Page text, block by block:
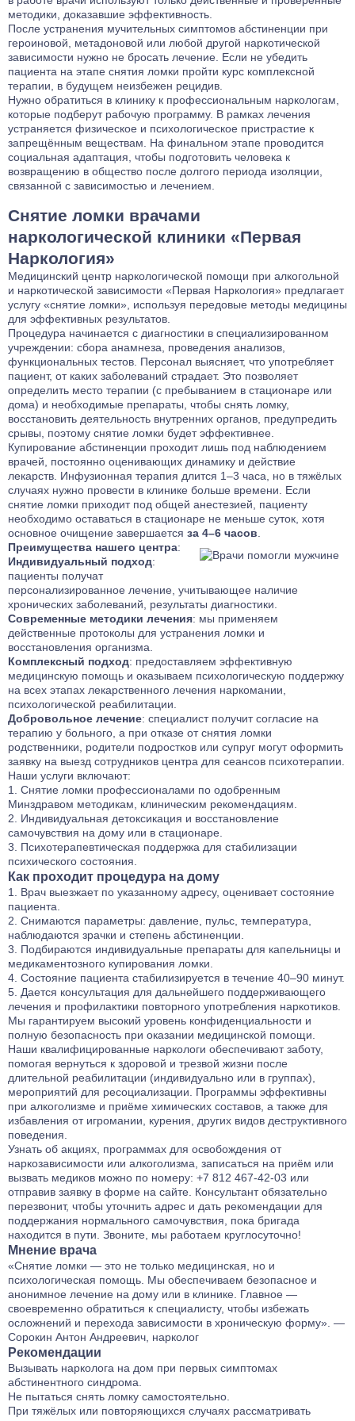
методики, доказавшие эффективность.
После устранения мучительных симптомов абстиненции при
героиновой, метадоновой или любой другой наркотической
зависимости нужно не бросать лечение. Если не убедить
пациента на этапе снятия ломки пройти курс комплексной
терапии, в будущем неизбежен рецидив.
Нужно обратиться в клинику к профессиональным наркологам,
которые подберут рабочую программу. В рамках лечения
устраняется физическое и психологическое пристрастие к
запрещённым веществам. На финальном этапе проводится
социальная адаптация, чтобы подготовить человека к
возвращению в общество после долгого периода изоляции,
связанной с зависимостью и лечением.
Снятие ломки врачами
наркологической клиники «Первая
Наркология»
Медицинский центр наркологической помощи при алкогольной
и наркотической зависимости «Первая Наркология» предлагает
услугу «снятие ломки», используя передовые методы медицины
для эффективных результатов.
Процедура начинается с диагностики в специализированном
учреждении: сбора анамнеза, проведения анализов,
функциональных тестов. Персонал выясняет, что употребляет
пациент, от каких заболеваний страдает. Это позволяет
определить место терапии (с пребыванием в стационаре или
дома) и необходимые препараты, чтобы снять ломку,
восстановить деятельность внутренних органов, предупредить
срывы, поэтому снятие ломки будет эффективнее.
Купирование абстиненции проходит лишь под наблюдением
врачей, постоянно оценивающих динамику и действие
лекарств. Инфузионная терапия длится 1–3 часа, но в тяжёлых
случаях нужно провести в клинике больше времени. Если
снятие ломки приходит под общей анестезией, пациенту
необходимо оставаться в стационаре не меньше суток, хотя
основное очищение завершается за 4–6 часов.
Преимущества нашего центра:
Индивидуальный подход:
пациенты получат
персонализированное лечение, учитывающее наличие
хронических заболеваний, результаты диагностики.
Современные методики лечения: мы применяем
действенные протоколы для устранения ломки и
восстановления организма.
Комплексный подход: предоставляем эффективную
медицинскую помощь и оказываем психологическую поддержку
на всех этапах лекарственного лечения наркомании,
психологической реабилитации.
Добровольное лечение: специалист получит согласие на
терапию у больного, а при отказе от снятия ломки
родственники, родители подростков или супруг могут оформить
заявку на выезд сотрудников центра для сеансов психотерапии.
Наши услуги включают:
Снятие ломки профессионалами по одобренным
Минздравом методикам, клиническим рекомендациям.
Индивидуальная детоксикация и восстановление
самочувствия на дому или в стационаре.
Психотерапевтическая поддержка для стабилизации
психического состояния.
Как проходит процедура на дому
Врач выезжает по указанному адресу, оценивает состояние
пациента.
Снимаются параметры: давление, пульс, температура,
наблюдаются зрачки и степень абстиненции.
Подбираются индивидуальные препараты для капельницы и
медикаментозного купирования ломки.
Состояние пациента стабилизируется в течение 40–90 минут.
Дается консультация для дальнейшего поддерживающего
лечения и профилактики повторного употребления наркотиков.
Мы гарантируем высокий уровень конфиденциальности и
полную безопасность при оказании медицинской помощи.
Наши квалифицированные наркологи обеспечивают заботу,
помогая вернуться к здоровой и трезвой жизни после
длительной реабилитации (индивидуально или в группах),
мероприятий для ресоциализации. Программы эффективны
при алкоголизме и приёме химических составов, а также для
избавления от игромании, курения, других видов деструктивного
поведения.
Узнать об акциях, программах для освобождения от
наркозависимости или алкоголизма, записаться на приём или
вызвать медиков можно по номеру: +7 812 467-42-03 или
отправив заявку в форме на сайте. Консультант обязательно
перезвонит, чтобы уточнить адрес и дать рекомендации для
поддержания нормального самочувствия, пока бригада
находится в пути. Звоните, мы работаем круглосуточно!
Мнение врача
«Снятие ломки — это не только медицинская, но и
психологическая помощь. Мы обеспечиваем безопасное и
анонимное лечение на дому или в клинике. Главное —
своевременно обратиться к специалисту, чтобы избежать
осложнений и перехода зависимости в хроническую форму». —
Сорокин Антон Андреевич, нарколог
Рекомендации
Вызывать нарколога на дом при первых симптомах
абстинентного синдрома.
Не пытаться снять ломку самостоятельно.
При тяжёлых или повторяющихся случаях рассматривать